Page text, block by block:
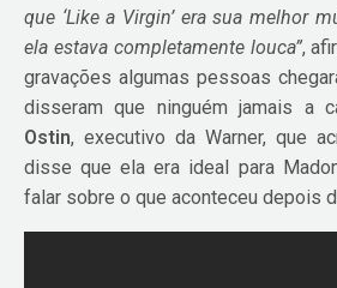
que ‘Like a Virgin’ era sua melhor
ela estava completamente louca”,
gravações algumas pessoas
disseram que ninguém jamais a
Ostin, executivo da Warner, que
disse que ela era ideal para
falar sobre o que aconteceu depois